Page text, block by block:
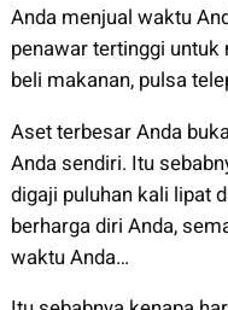
Anda menjual waktu
penawar tertinggi
beli makanan, pulsa
Aset terbesar Anda
Anda sendiri. Itu
digaji puluhan kali lipat
berharga diri Anda,
waktu Anda…